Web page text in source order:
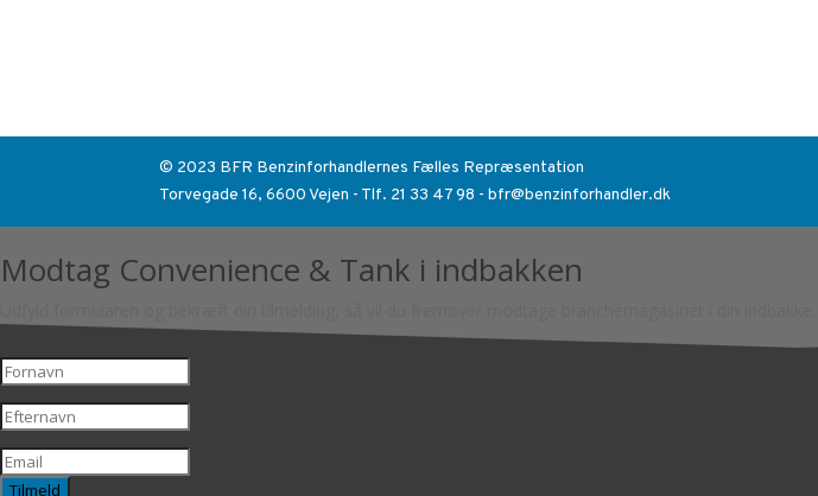
© 2023 BFR Benzinforhandlernes Fælles Repræsentation
Torvegade 16, 6600 Vejen - Tlf. 21 33 47 98 - bfr@benzinforhandler.dk
Modtag Convenience & Tank i indbakken
Tilmeld